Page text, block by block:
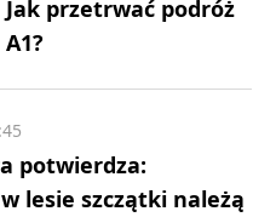
przetrwać podróż
potwierdza:
lesie szczątki należą